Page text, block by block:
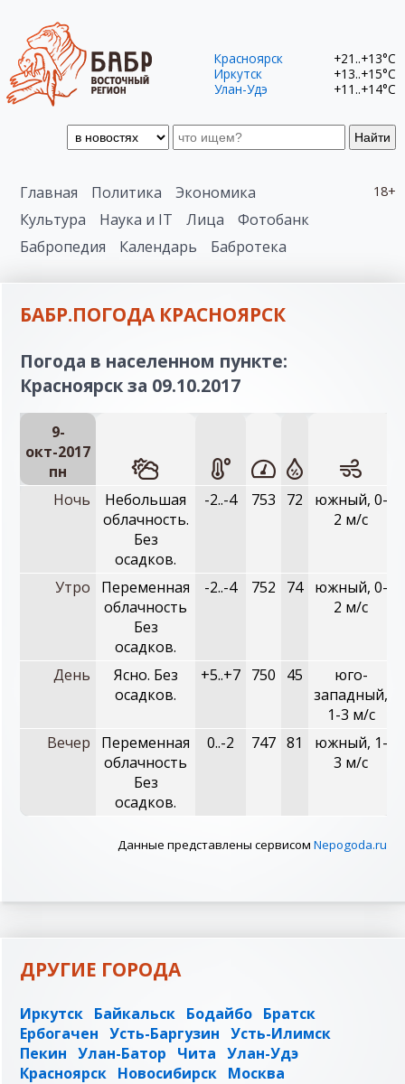
Найти
Красноярск
+21..+13°C
Иркутск
+13..+15°C
Улан-Удэ
+11..+14°C
18+
Главная Политика
Экономика
Культура
Наука и IT Лица
Фотобанк
Бабропедия
Календарь Бабротека
БАБР.ПОГОДА КРАСНОЯРСК
Погода в населенном пункте:
Красноярск за 09.10.2017
9-
окт-2017
пн
Ночь
Небольшая
облачность.
Без
осадков.
-2..-4 753 72
южный, 0-
2 м/с
Утро
Переменная
облачность
Без
осадков.
-2..-4 752 74
южный, 0-
2 м/с
День
Ясно. Без
осадков.
+5..+7 750 45
юго-
западный,
1-3 м/с
Вечер
Переменная
облачность
Без
осадков.
0..-2 747 81
южный, 1-
3 м/с
Данные представлены сервисом Nepogoda.ru
ДРУГИЕ ГОРОДА
Иркутск Байкальск Бодайбо Братск
Ербогачен Усть-Баргузин Усть-Илимск
Пекин Улан-Батор Чита Улан-Удэ
Красноярск Новосибирск Москва